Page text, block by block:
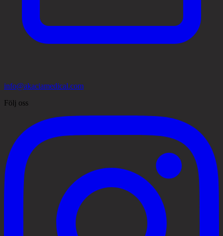
info@akaciamedical.com
Följ oss